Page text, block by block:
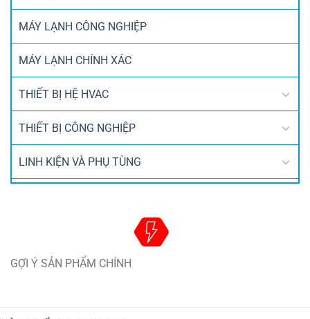
MÁY LẠNH CÔNG NGHIỆP
MÁY LẠNH CHÍNH XÁC
THIẾT BỊ HỆ HVAC
THIẾT BỊ CÔNG NGHIỆP
LINH KIỆN VÀ PHỤ TÙNG
GỢI Ý SẢN PHẨM CHÍNH